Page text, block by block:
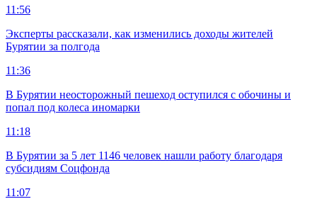
11:56
Эксперты рассказали, как изменились доходы жителей
Бурятии за полгода
11:36
В Бурятии неосторожный пешеход оступился с обочины и
попал под колеса иномарки
11:18
В Бурятии за 5 лет 1146 человек нашли работу благодаря
субсидиям Соцфонда
11:07